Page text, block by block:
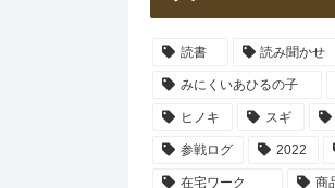
読書 読み聞かせ
みにくいあひるの子
ヒノキ スギ
参戦ログ 2022
在宅ワーク 商